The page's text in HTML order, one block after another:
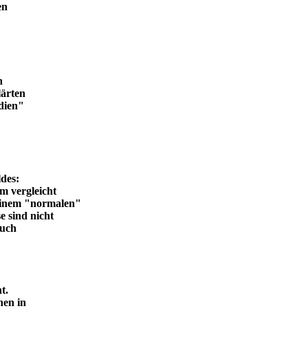
vergleicht
"normalen"
sind nicht
in